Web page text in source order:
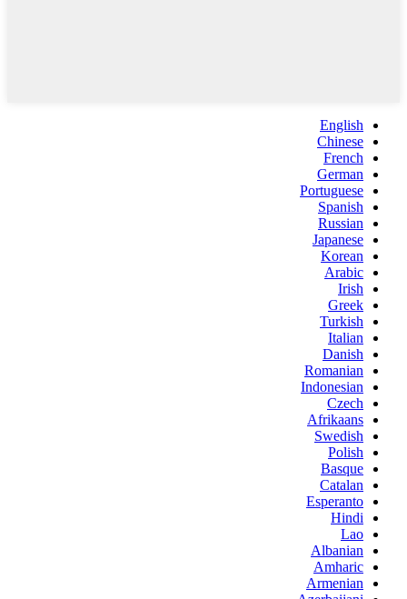
English
Chinese
French
German
Portuguese
Spanish
Russian
Japanese
Korean
Arabic
Irish
Greek
Turkish
Italian
Danish
Romanian
Indonesian
Czech
Afrikaans
Swedish
Polish
Basque
Catalan
Esperanto
Hindi
Lao
Albanian
Amharic
Armenian